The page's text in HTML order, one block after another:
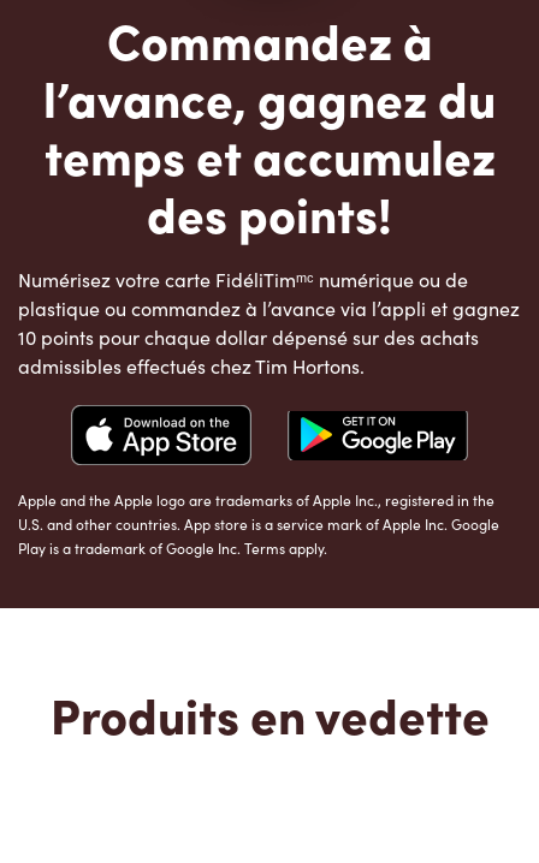
Commandez à
l’avance, gagnez du
temps et accumulez
des points!
Numérisez votre carte FidéliTimᵐᶜ numérique ou de
plastique ou commandez à l’avance via l’appli et gagnez
10 points pour chaque dollar dépensé sur des achats
admissibles effectués chez Tim Hortons.
Apple and the Apple logo are trademarks of Apple Inc., registered in the
U.S. and other countries. App store is a service mark of Apple Inc. Google
Play is a trademark of Google Inc. Terms apply.
Produits en vedette